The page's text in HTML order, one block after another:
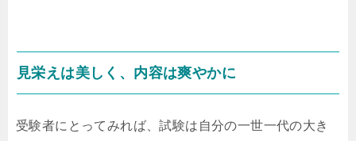
見栄えは美しく、内容は爽やかに
受験者にとってみれば、試験は自分の一世一代の大き